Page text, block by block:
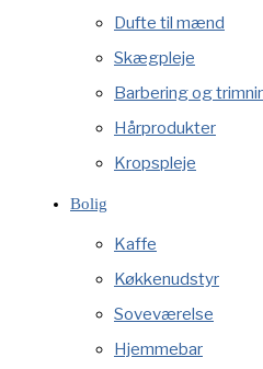
Dufte til mænd
Skægpleje
Barbering og
Hårprodukter
Kropspleje
Bolig
Kaffe
Køkkenudstyr
Soveværelse
Hjemmebar